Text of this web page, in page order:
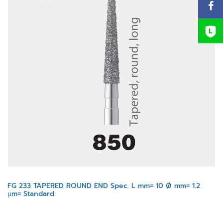
FG 233 TAPERED ROUND END Spec. L mm= 10 Ø mm= 1.2
µm= Standard